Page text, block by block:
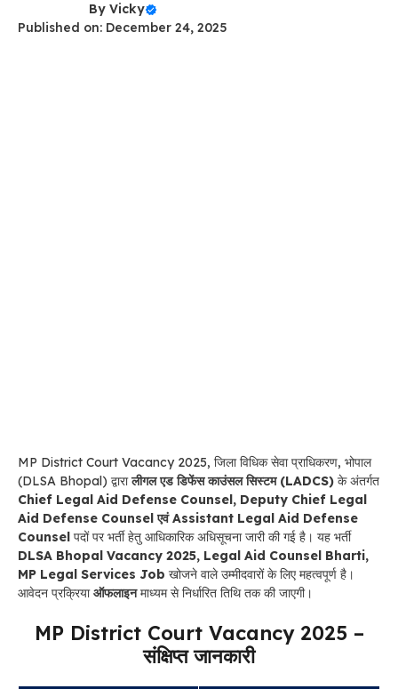
By Vicky
Published on: December 24, 2025
MP District Court Vacancy 2025, जिला विधिक सेवा प्राधिकरण, भोपाल
(DLSA Bhopal) द्वारालीगल एड डिफेंस काउंसल सिस्टम (LADCS) के अंतर्गत
Chief Legal Aid Defense Counsel, Deputy Chief Legal
Aid Defense Counsel एवं Assistant Legal Aid Defense
Counsel पदों पर भर्ती हेतु आधिकारिक अधिसूचना जारी की गई है। यह भर्ती
DLSA Bhopal Vacancy 2025, Legal Aid Counsel Bharti,
MP Legal Services Job खोजने वाले उम्मीदवारों के लिए महत्वपूर्ण है।
आवेदन प्रक्रियाऑफलाइनमाध्यम से निर्धारित तिथि तक की जाएगी।
MP District Court Vacancy 2025 –
संक्षिप्त जानकारी